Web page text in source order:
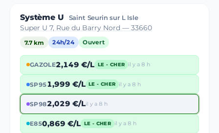
Système U Saint Seurin sur L Isle
Super U 7, Rue du Barry Nord — 33660
7.7 km 24h/24 Ouvert
GAZOLE2,149 €/L LE - CHER il y a 8 h
SP951,999 €/L LE - CHER il y a 8 h
SP982,029 €/Lil y a 8 h
E850,869 €/L LE - CHER il y a 8 h